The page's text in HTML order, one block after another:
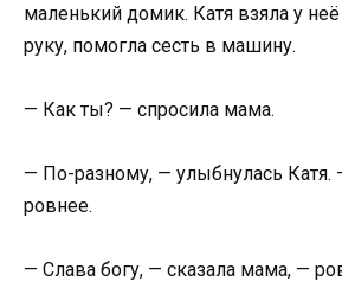
маленький домик. Катя взяла у
руку, помогла сесть в машину.
— Как ты? — спросила мама.
— По-разному, — улыбнулась Катя.
ровнее.
— Слава богу, — сказала мама, —